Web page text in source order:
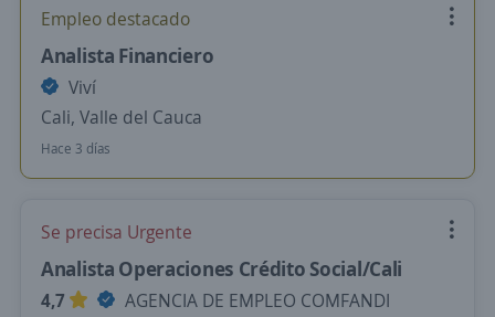
Empleo destacado
Analista Financiero
Viví
Cali, Valle del Cauca
Hace 3 días
Se precisa Urgente
Analista Operaciones Crédito Social/Cali
4,7
AGENCIA DE EMPLEO COMFANDI